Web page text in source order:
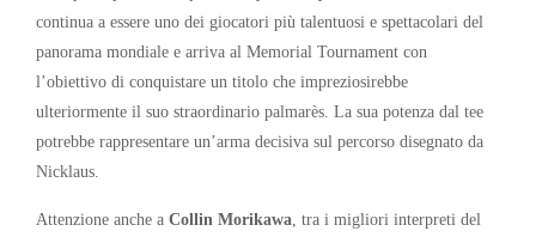
continua a essere uno dei giocatori più talentuosi e spettacolari del
panorama mondiale e arriva al Memorial Tournament con
l’obiettivo di conquistare un titolo che impreziosirebbe
ulteriormente il suo straordinario palmarès. La sua potenza dal tee
potrebbe rappresentare un’arma decisiva sul percorso disegnato da
Nicklaus.
Attenzione anche a Collin Morikawa , tra i migliori interpreti del